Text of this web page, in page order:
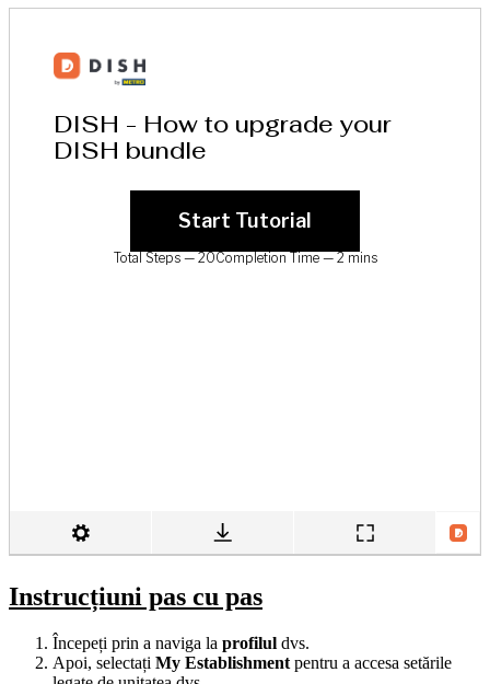
Instrucțiuni pas cu pas
Începeți prin a naviga la profilul dvs.
Apoi, selectați My Establishment pentru a accesa setările